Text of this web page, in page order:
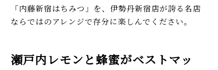
「内藤新宿はちみつ」を、伊勢丹新宿店が誇る名店
ならではのアレンジで存分に楽しんでください。
瀬戸内レモンと蜂蜜がベストマッ